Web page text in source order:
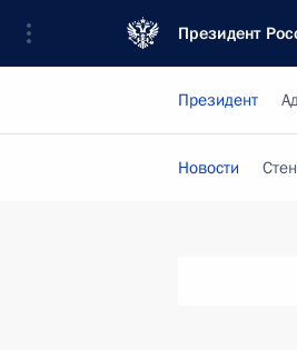
Президент
Президент
Новости